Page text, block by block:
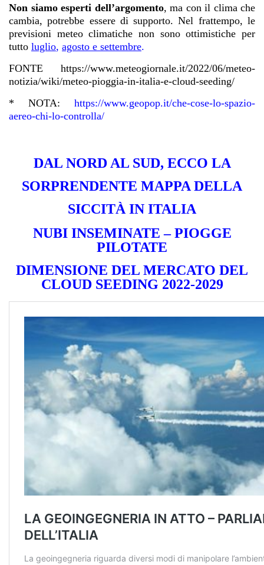
Non siamo esperti dell’argomento, ma con il clima che
cambia, potrebbe essere di supporto. Nel frattempo, le
previsioni meteo climatiche non sono ottimistiche per
tutto luglio, agosto e settembre.
FONTE https://www.meteogiornale.it/2022/06/meteo-
notizia/wiki/meteo-pioggia-in-italia-e-cloud-seeding/
* NOTA:
https://www.geopop.it/che-cose-lo-spazio-
aereo-chi-lo-controlla/
DAL NORD AL SUD, ECCO LA
SORPRENDENTE MAPPA DELLA
SICCITÀ IN ITALIA
NUBI INSEMINATE – PIOGGE
PILOTATE
DIMENSIONE DEL MERCATO DEL
CLOUD SEEDING 2022-2029